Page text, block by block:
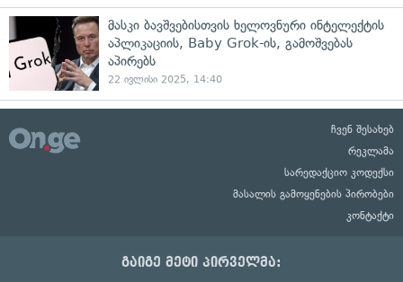
მასკი ბავშვებისთვის ხელოვნური ინტელექტის
აპლიკაციის, Baby Grok-ის, გამოშვებას
აპირებს
22 ივლისი 2025, 14:40
ჩვენ შესახებ
რეკლამა
სარედაქციო კოდექსი
მასალის გამოყენების პირობები
კონტაქტი
გაიგე მეტი პირველმა: